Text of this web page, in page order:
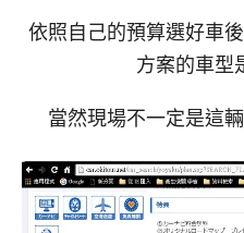
依照自己的預算選好車
方案的車型
當然現場不一定是這